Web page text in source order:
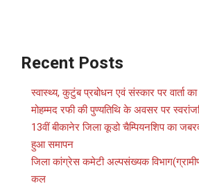
Recent Posts
स्वास्थ्य, कुटुंब प्रबोधन एवं संस्कार पर वार्ता
मोहम्मद रफी की पुण्यतिथि के अवसर पर
13वीं बीकानेर जिला कूडो चैम्पियनशिप का
हुआ समापन
जिला कांग्रेस कमेटी अल्पसंख्यक
कल